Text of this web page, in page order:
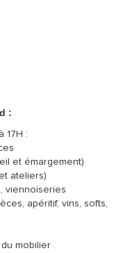
:
17H :
et émargement)
ateliers)
viennoiseries
apéritif, vins, softs,
mobilier